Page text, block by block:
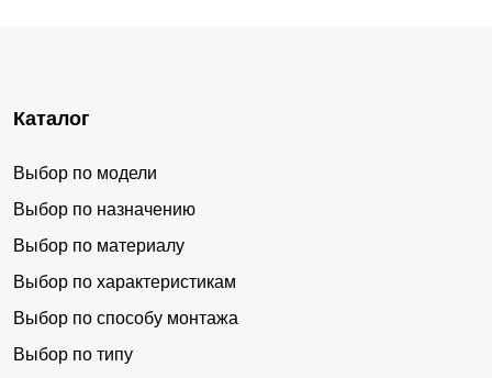
Каталог
Выбор по модели
Выбор по назначению
Выбор по материалу
Выбор по характеристикам
Выбор по способу монтажа
Выбор по типу